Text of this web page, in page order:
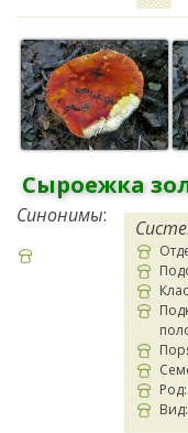
Сыроежка
Вид:
Синонимы: